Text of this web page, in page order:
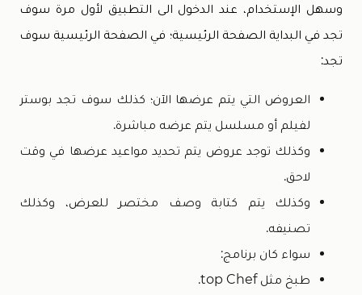
وسهل الإستخدام، عند الدخول الى التطبيق لأول مرة سوف
تجد في البداية الصفحة الرئيسية؛ في الصفحة الرئيسية سوف
تجد:
العروض التي يتم عرضها الآن؛ كذلك سوف تجد بوستر
لفيلم أو مسلسل يتم عرضه مباشرة.
وكذلك توجد عروض يتم تحديد مواعيد عرضها في وقت
لاحق.
وكذلك يتم كتابة وصف مختصر للعرض، وكذلك
تصنيفه.
سواء كان برنامج:
طبخ مثل top Chef.